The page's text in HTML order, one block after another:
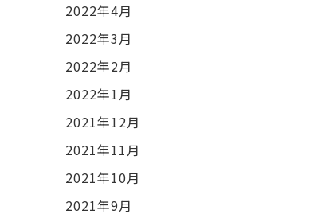
2022年4月
2022年3月
2022年2月
2022年1月
2021年12月
2021年11月
2021年10月
2021年9月